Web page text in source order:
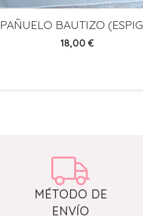
PAÑUELO BAUTIZO
18,00 €
MÉTODO DE
ENVÍO